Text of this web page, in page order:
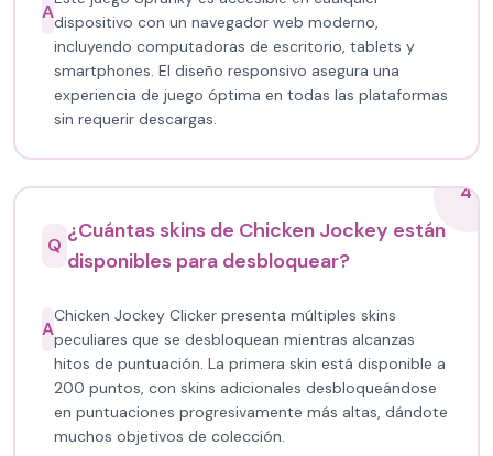
Adispositivo con un navegador web moderno,
incluyendo computadoras de escritorio, tablets y
smartphones. El diseño responsivo asegura una
experiencia de juego óptima en todas las plataformas
sin requerir descargas.
4
Q
¿Cuántas skins de Chicken Jockey están
disponibles para desbloquear?
A
Chicken Jockey Clicker presenta múltiples skins
peculiares que se desbloquean mientras alcanzas
hitos de puntuación. La primera skin está disponible a
200 puntos, con skins adicionales desbloqueándose
en puntuaciones progresivamente más altas, dándote
muchos objetivos de colección.